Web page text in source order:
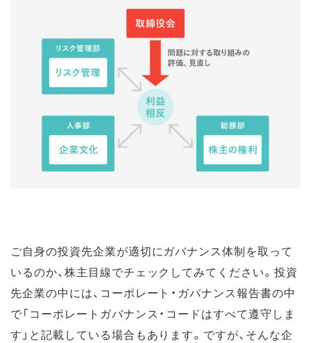
ご自身の投資先企業が適切にガバナンス体制を取って
いるのか、株主目線でチェックしてみてください。投資
先企業の中には、コーポレート・ガバナンス報告書の中
で「コーポレートガバナンス・コードはすべて遵守しま
す」と記載している場合もあります。ですが、そんな企